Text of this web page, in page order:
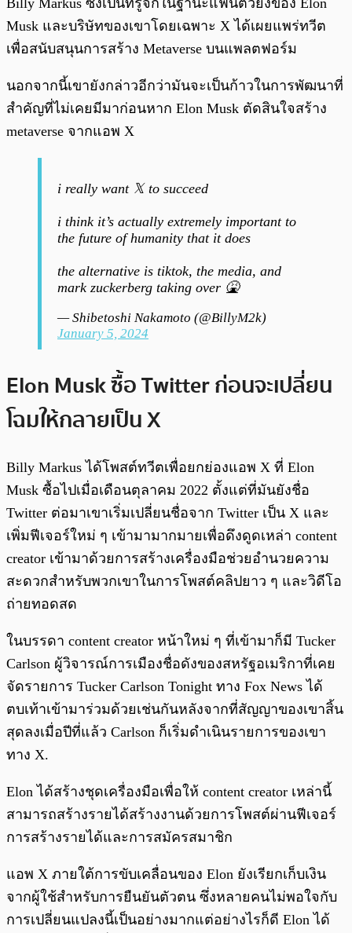
Billy Markus ซึ่งเป็นที่รู้จักในฐานะแฟนตัวยงของ Elon
Musk และบริษัทของเขาโดยเฉพาะ X ได้เผยแพร่ทวีต
เพื่อสนับสนุนการสร้าง Metaverse บนแพลตฟอร์ม
นอกจากนี้เขายังกล่าวอีกว่ามันจะเป็นก้าวในการพัฒนาที่
สำคัญที่ไม่เคยมีมาก่อนหาก Elon Musk ตัดสินใจสร้าง
metaverse จากแอพ X
i really want 𝕏 to succeed
i think it’s actually extremely important to
the future of humanity that it does
the alternative is tiktok, the media, and
mark zuckerberg taking over 🤮
— Shibetoshi Nakamoto (@BillyM2k)
January 5, 2024
Elon Musk ซื้อ Twitter ก่อนจะเปลี่ยน
โฉมให้กลายเป็น X
Billy Markus ได้โพสต์ทวีตเพื่อยกย่องแอพ X ที่ Elon
Musk ซื้อไปเมื่อเดือนตุลาคม 2022 ตั้งแต่ที่มันยังชื่อ
Twitter ต่อมาเขาเริ่มเปลี่ยนชื่อจาก Twitter เป็น X และ
เพิ่มฟีเจอร์ใหม่ ๆ เข้ามามากมายเพื่อดึงดูดเหล่า content
creator เข้ามาด้วยการสร้างเครื่องมือช่วยอำนวยความ
สะดวกสำหรับพวกเขาในการโพสต์คลิปยาว ๆ และวิดีโอ
ถ่ายทอดสด
ในบรรดา content creator หน้าใหม่ ๆ ที่เข้ามาก็มี Tucker
Carlson ผู้วิจารณ์การเมืองชื่อดังของสหรัฐอเมริกาที่เคย
จัดรายการ Tucker Carlson Tonight ทาง Fox News ได้
ตบเท้าเข้ามาร่วมด้วยเช่นกันหลังจากที่สัญญาของเขาสิ้น
สุดลงเมื่อปีที่แล้ว Carlson ก็เริ่มดำเนินรายการของเขา
ทาง X.
Elon ได้สร้างชุดเครื่องมือเพื่อให้ content creator เหล่านี้
สามารถสร้างรายได้สร้างงานด้วยการโพสต์ผ่านฟีเจอร์
การสร้างรายได้และการสมัครสมาชิก
แอพ X ภายใต้การขับเคลื่อนของ Elon ยังเรียกเก็บเงิน
จากผู้ใช้สำหรับการยืนยันตัวตน ซึ่งหลายคนไม่พอใจกับ
การเปลี่ยนแปลงนี้เป็นอย่างมากแต่อย่างไรก็ดี Elon ได้